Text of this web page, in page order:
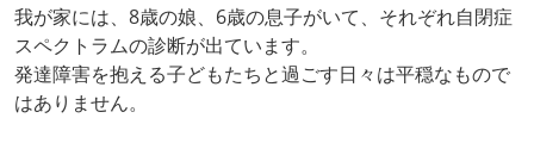
我が家には、8歳の娘、6歳の息子がいて、それぞれ自閉症
スペクトラムの診断が出ています。
発達障害を抱える子どもたちと過ごす日々は平穏なもので
はありません。